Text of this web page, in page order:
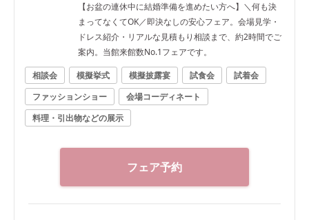
【お盆の連休中に結婚準備を進めたい方へ】＼何も決
まってなくてOK／即決なしの安心フェア。会場見学・
ドレス紹介・リアルな見積もり相談まで、約2時間でご
案内。当館来館数No.1フェアです。
相談会
模擬挙式 模擬披露宴 試食会
試着会
ファッションショー
会場コーディネート
料理・引出物などの展示
フェア予約